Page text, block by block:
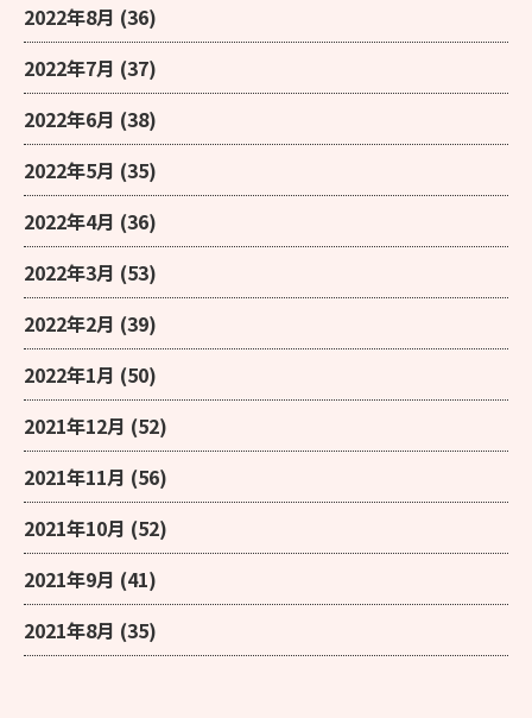
2022年8月 (36)
2022年7月 (37)
2022年6月 (38)
2022年5月 (35)
2022年4月 (36)
2022年3月 (53)
2022年2月 (39)
2022年1月 (50)
2021年12月 (52)
2021年11月 (56)
2021年10月 (52)
2021年9月 (41)
2021年8月 (35)